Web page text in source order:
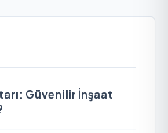
Güvenilir İnşaat